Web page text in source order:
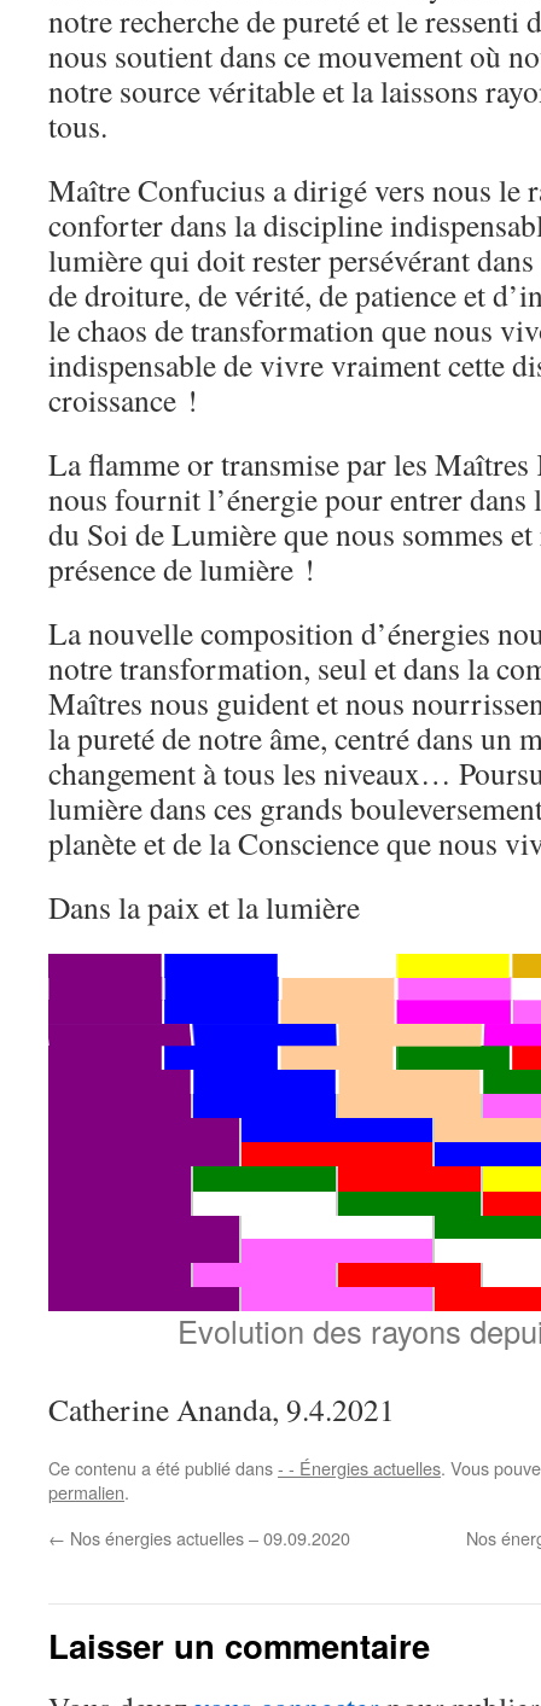
notre recherche de pureté et le
nous soutient dans ce mouvement où
notre source véritable et la laissons
tous.
Maître Confucius a dirigé vers nous le
conforter dans la discipline
lumière qui doit rester persévérant
de droiture, de vérité, de patience et
le chaos de transformation que nous
indispensable de vivre vraiment cette
croissance !
La flamme or transmise par les
nous fournit l’énergie pour entrer dans
du Soi de Lumière que nous sommes
présence de lumière !
La nouvelle composition d’énergies
notre transformation, seul et dans la
Maîtres nous guident et nous
la pureté de notre âme, centré dans un
changement à tous les niveaux…
lumière dans ces grands
planète et de la Conscience que nous
Dans la paix et la lumière
Evolution des rayons
Catherine Ananda, 9.4.2021
Ce contenu a été publié dans- - Énergies actuelles. Vous
permalien.
← Nos énergies actuelles – 09.09.2020 Nos
Laisser un commentaire